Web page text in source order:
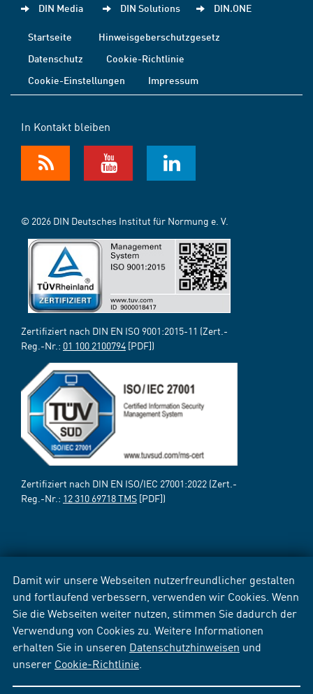
Damit wir unsere Webseiten nutzerfreundlicher gestalten
und fortlaufend verbessern, verwenden wir Cookies. Wenn
Sie die Webseiten weiter nutzen, stimmen Sie dadurch der
Verwendung von Cookies zu. Weitere Informationen
erhalten Sie in unseren Datenschutzhinweisen und
unserer Cookie-Richtlinie
DIN Media DIN Solutions DIN.ONE
Startseite
Hinweisgeberschutzgesetz
Datenschutz
Cookie-Richtlinie
Cookie-Einstellungen
Impressum
In Kontakt bleiben
© 2026 DIN Deutsches Institut für Normung e. V.
Zertifiziert nach DIN EN ISO 9001:2015-11 (Zert.-
Reg.-Nr.: 01 100 2100794 [PDF])
Zertifiziert nach DIN EN ISO/IEC 27001:2022 (Zert.-
Reg.-Nr.: 12 310 69718 TMS [PDF])